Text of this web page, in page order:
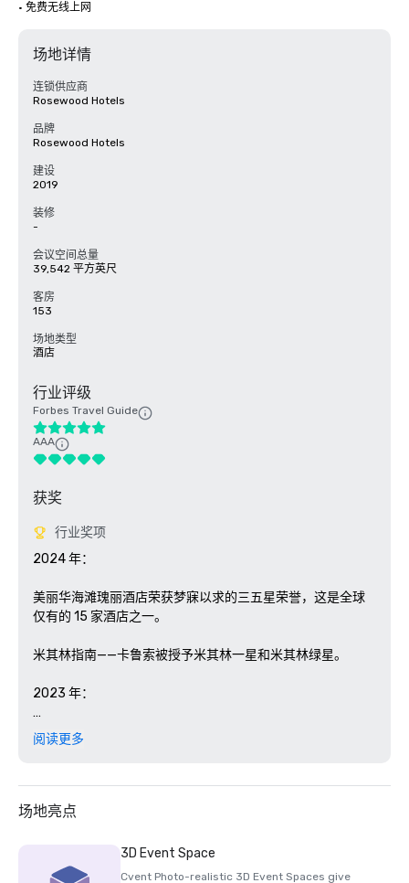
· 免费无线上网
场地详情
连锁供应商
Rosewood Hotels
品牌
Rosewood Hotels
建设
2019
装修
-
会议空间总量
39,542 平方英尺
客房
153
场地类型
酒店
行业评级
Forbes Travel Guide
AAA
获奖
行业奖项
2024 年：
美丽华海滩瑰丽酒店荣获梦寐以求的三五星荣誉，这是全球
仅有的 15 家酒店之一。
米其林指南——卡鲁索被授予米其林一星和米其林绿星。
2023 年：
《福布斯旅游指南》2023年星级评级——美丽华海滩瑰丽酒
2022年：
《福布斯旅游指南》2022年星级评级——美丽华海滩瑰丽酒
店连续第三年被评为五星级酒店，Sense、A Rosewood Spa
阅读更多
场地亮点
3D Event Space
Cvent Photo-realistic 3D Event Spaces give